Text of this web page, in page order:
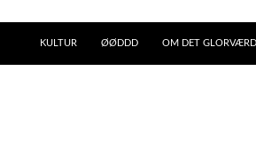
KULTUR ØØDDD OM DET